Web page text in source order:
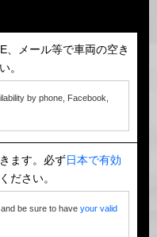
、メール等で車両の空き
。
by phone, Facebook,
ます。必ず日本で有効
ださい。
and be sure to have your valid